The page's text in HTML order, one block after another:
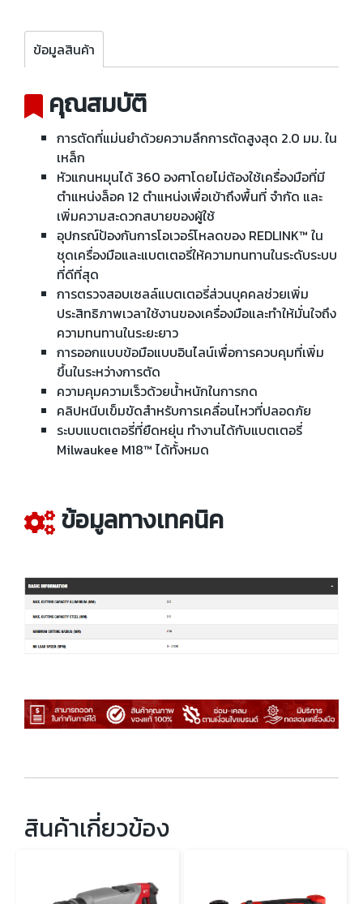
ข้อมูลสินค้า
คุณสมบัติ
การตัดที่แม่นยำด้วยความลึกการตัดสูงสุด 2.0 มม. ใน
เหล็ก
หัวแกนหมุนได้ 360 องศาโดยไม่ต้องใช้เครื่องมือที่มี
ตำแหน่งล็อค 12 ตำแหน่งเพื่อเข้าถึงพื้นที่ จำกัด และ
เพิ่มความสะดวกสบายของผู้ใช้
อุปกรณ์ป้องกันการโอเวอร์โหลดของ REDLINK™ ใน
ชุดเครื่องมือและแบตเตอรี่ให้ความทนทานในระดับระบบ
ที่ดีที่สุด
การตรวจสอบเซลล์แบตเตอรี่ส่วนบุคคลช่วยเพิ่ม
ประสิทธิภาพเวลาใช้งานของเครื่องมือและทำให้มั่นใจถึง
ความทนทานในระยะยาว
การออกแบบข้อมือแบบอินไลน์เพื่อการควบคุมที่เพิ่ม
ขึ้นในระหว่างการตัด
ความคุมความเร็วด้วยน้ำหนักในการกด
คลิปหนีบเข็มขัดสำหรับการเคลื่อนไหวที่ปลอดภัย
ระบบแบตเตอรี่ที่ยืดหยุ่น ทำงานได้กับแบตเตอรี่
Milwaukee M18™ ได้ทั้งหมด
ข้อมูลทางเทคนิค
สินค้าเกี่ยวข้อง